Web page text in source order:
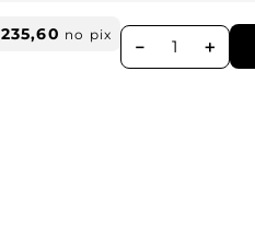
235,60 no pix
＋
－